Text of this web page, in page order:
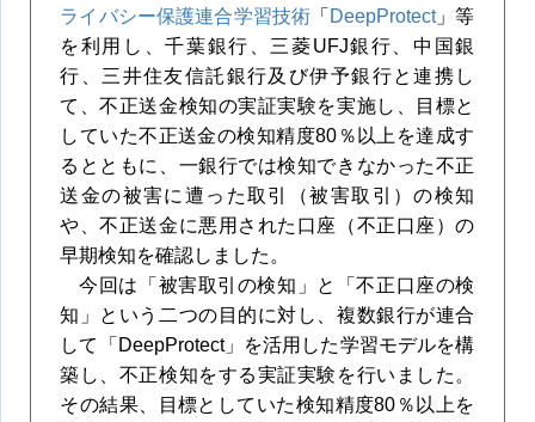
ライバシー保護連合学習技術 「 DeepProtect」等
を利用し、千葉銀行、三菱UFJ銀行、中国銀
行、三井住友信託銀行及び伊予銀行と連携し
て、不正送金検知の実証実験を実施し、目標と
していた不正送金の検知精度80％以上を達成す
るとともに、一銀行では検知できなかった不正
送金の被害に遭った取引（被害取引）の検知
や、不正送金に悪用された口座（不正口座）の
早期検知を確認しました。
今回は「被害取引の検知」と「不正口座の検
知」という二つの目的に対し、複数銀行が連合
して「DeepProtect」を活用した学習モデルを構
築し、不正検知をする実証実験を行いました。
その結果、目標としていた検知精度80％以上を